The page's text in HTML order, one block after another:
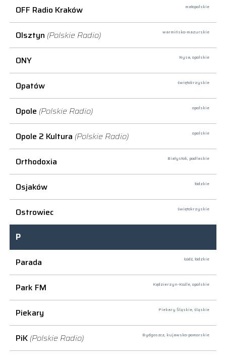
OFF Radio Kraków małopolskie
Olsztyn (Polskie Radio) warmińsko-mazurskie
ONY Nysa, opolskie
Opatów świętokrzyskie
Opole (Polskie Radio) opolskie
Opole 2 Kultura (Polskie Radio) opolskie
Orthodoxia Białystok, podlaskie
Osjaków łódzkie
Ostrowiec świętokrzyskie
P
Parada
Łódź, łódzkie
Park FM Kędzierzyn-Koźle, opolskie
Piekary Piekary Śląskie, śląskie
PiK (Polskie Radio) Bydgoszcz, kujawsko-pomorskie